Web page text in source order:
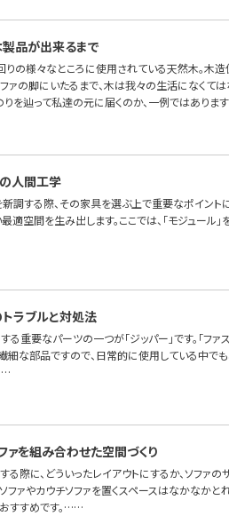
品が出来るまで
の様々なところに使用されている天然木。木造
ァの脚にいたるまで、木は我々の生活になくて
を辿って私達の元に届くのか、一例ではありま
人間工学
調する際、その家具を選ぶ上で重要なポイント
適空間を生み出します。ここでは、「モジュー
ラブルと対処法
る重要なパーツの一つが「ジッパー」です。「ファ
細な部品ですので、日常的に使用している中で
ァを組み合わせた空間づくり
る際に、どういったレイアウトにするか、ソファ
ファやカウチソファを置くスペースはなかなか
すすめです。……